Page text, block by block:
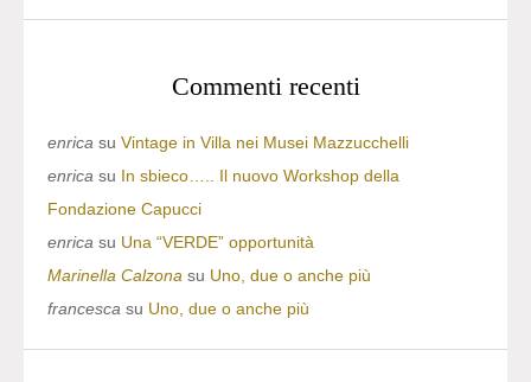
Commenti recenti
enrica su Vintage in Villa nei Musei Mazzucchelli
enrica su In sbieco….. Il nuovo Workshop della
Fondazione Capucci
enrica su Una “VERDE” opportunità
Marinella Calzona su Uno, due o anche più
francesca su Uno, due o anche più